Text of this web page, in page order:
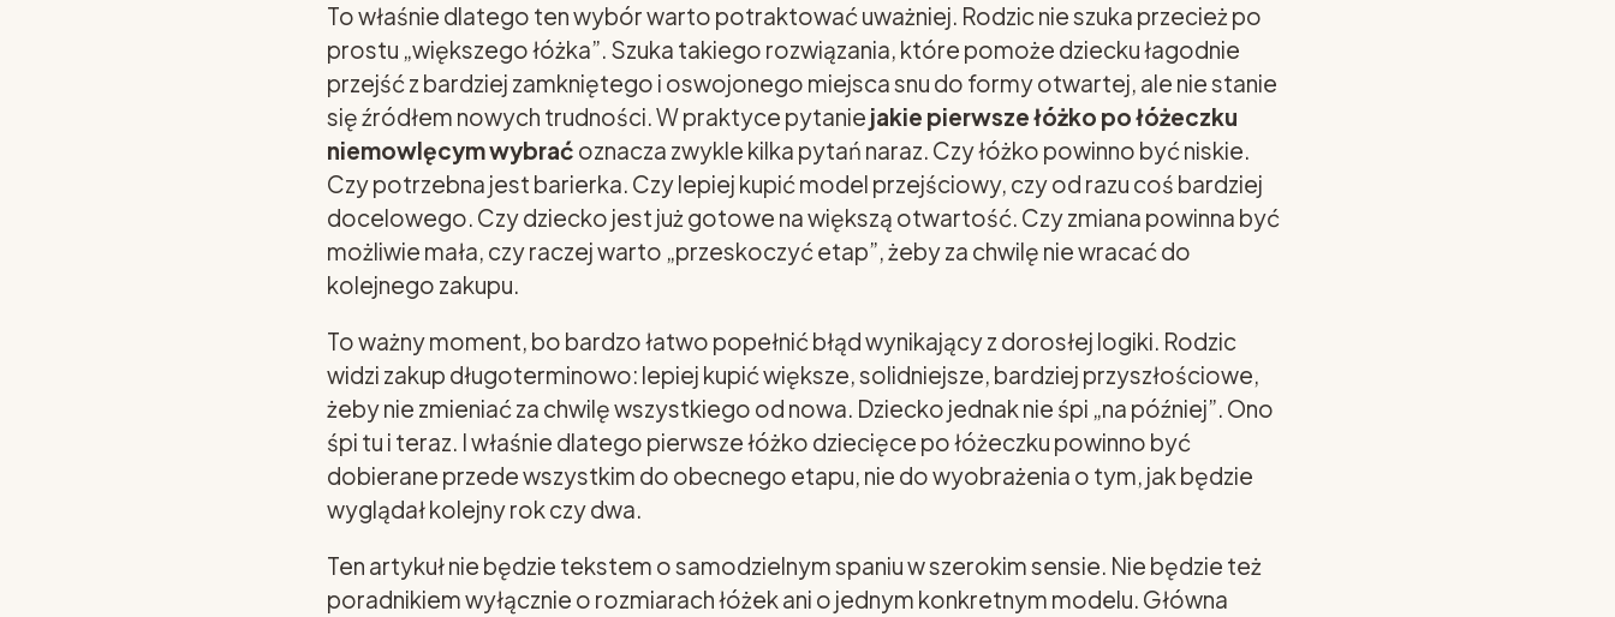
To właśnie dlatego ten wybór warto potraktować uważniej. Rodzic nie szuka przecież po
prostu „większego łóżka”. Szuka takiego rozwiązania, które pomoże dziecku łagodnie
przejść z bardziej zamkniętego i oswojonego miejsca snu do formy otwartej, ale nie stanie
się źródłem nowych trudności. W praktyce pytanie jakie pierwsze łóżko po łóżeczku
niemowlęcym wybrać oznacza zwykle kilka pytań naraz. Czy łóżko powinno być niskie.
Czy potrzebna jest barierka. Czy lepiej kupić model przejściowy, czy od razu coś bardziej
docelowego. Czy dziecko jest już gotowe na większą otwartość. Czy zmiana powinna być
możliwie mała, czy raczej warto „przeskoczyć etap”, żeby za chwilę nie wracać do
kolejnego zakupu.
To ważny moment, bo bardzo łatwo popełnić błąd wynikający z dorosłej logiki. Rodzic
widzi zakup długoterminowo: lepiej kupić większe, solidniejsze, bardziej przyszłościowe,
żeby nie zmieniać za chwilę wszystkiego od nowa. Dziecko jednak nie śpi „na później”. Ono
śpi tu i teraz. I właśnie dlatego pierwsze łóżko dziecięce po łóżeczku powinno być
dobierane przede wszystkim do obecnego etapu, nie do wyobrażenia o tym, jak będzie
wyglądał kolejny rok czy dwa.
Ten artykuł nie będzie tekstem o samodzielnym spaniu w szerokim sensie. Nie będzie też
poradnikiem wyłącznie o rozmiarach łóżek ani o jednym konkretnym modelu. Główna